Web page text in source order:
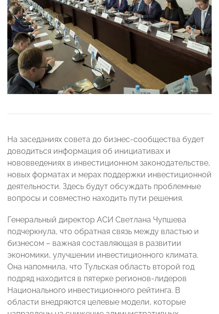
На заседаниях совета до бизнес-сообщества будет
доводиться информация об инициативах и
нововведениях в инвестиционном законодательстве,
новых форматах и мерах поддержки инвестиционной
деятельности. Здесь будут обсуждать проблемные
вопросы и совместно находить пути решения.
Генеральный директор АСИ Светлана Чупшева
подчеркнула, что обратная связь между властью и
бизнесом – важная составляющая в развитии
экономики, улучшении инвестиционного климата.
Она напомнила, что Тульская область второй год
подряд находится в пятерке регионов-лидеров
Национального инвестиционного рейтинга. В
области внедряются целевые модели, которые